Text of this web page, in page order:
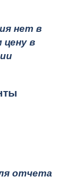
нет в
в
отчета